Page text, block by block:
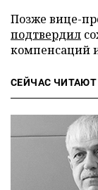
Позже вице-
подтвердил
компенсаций
СЕЙЧАС ЧИТАЮТ